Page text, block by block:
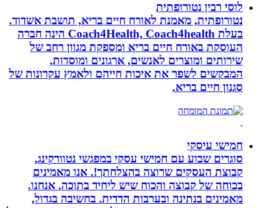
לוסי רבין נטורופתית
נטורופתית, מאמנת לאורח חיים בריא, תושבת אשדוד.
בעלת Coach4Health, Coach4health הינה חברה
העוסקת באורח חיים בריא ומספקת מגוון רחב של
שירותים ומוצרים לאנשים, ארגונים ומוסדות,
המבקשים לשפר את איכות חייהם ולאמץ עקרונות של
סגנון חיים בריא.
חמישי עיסקי
סוגרים שבוע עם חמישי עסקי במפגשי נטוורקינג,
קבוצת העסקים שרוצה בהצלחתך!. אנו מאמינים
בכוחה של קבוצה והכוח שיש ליחיד בתוכה. אנחנו.
מאמינים בנתינה ובערבות הדדית. בחשיבה בגדול,